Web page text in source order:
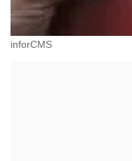
inforCMS